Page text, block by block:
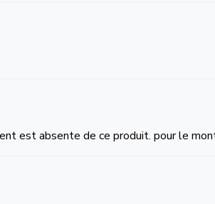
est absente de ce produit. pour le